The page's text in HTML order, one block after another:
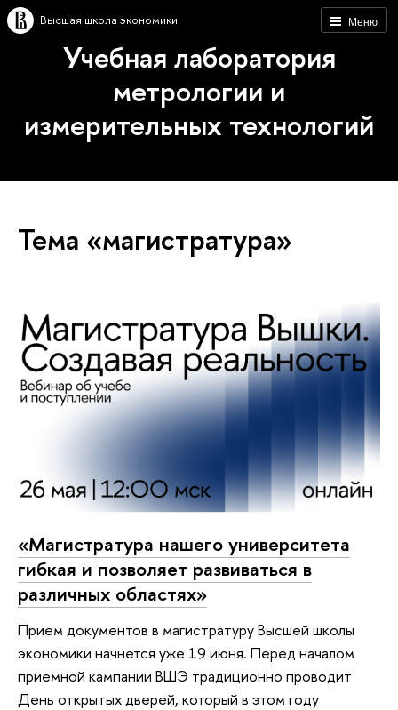
Меню
Высшая школа экономики
Учебная лаборатория
метрологии и
измерительных технологий
Тема «магистратура»
«Магистратура нашего университета
гибкая и позволяет развиваться в
различных областях»
Прием документов в магистратуру Высшей школы
экономики начнется уже 19 июня. Перед началом
приемной кампании ВШЭ традиционно проводит
День открытых дверей, который в этом году